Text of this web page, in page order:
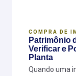
COMPRA DE
Patrimônio
Verificar e
Planta
Quando uma